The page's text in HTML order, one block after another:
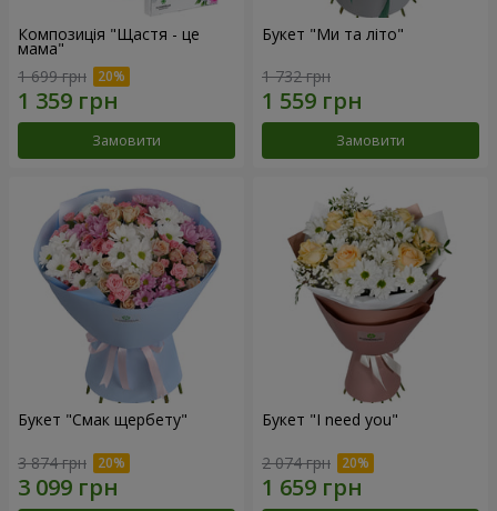
Композиція "Щастя - це
мама"
1 699 грн
Замовити
Букет "Ми та літо"
1 732 грн
Замовити
Букет "Смак щербету"
3 874 грн
Букет "I need you"
2 074 грн